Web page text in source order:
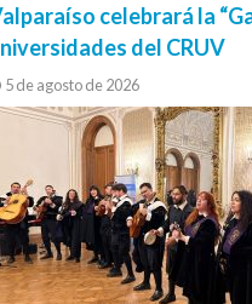
celebrará la
del CRUV
5 de agosto de 2026